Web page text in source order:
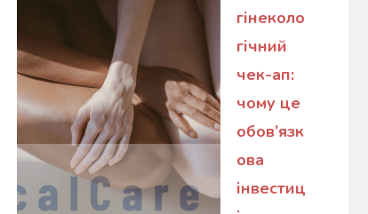
гінеколо
гічний
чек-ап:
чому це
обов’язк
ова
інвестиц